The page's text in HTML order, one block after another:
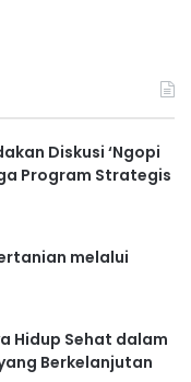
Diskusi ‘Ngopi
Program Strategis
melalui
Hidup Sehat dalam
Berkelanjutan